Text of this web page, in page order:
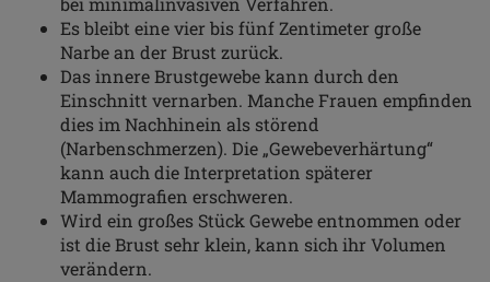
Es bleibt eine vier bis fünf Zentimeter große
Narbe an der Brust zurück.
Das innere Brustgewebe kann durch den
Einschnitt vernarben. Manche Frauen empfinden
dies im Nachhinein als störend
(Narbenschmerzen). Die „Gewebeverhärtung“
kann auch die Interpretation späterer
Mammografien erschweren.
Wird ein großes Stück Gewebe entnommen oder
ist die Brust sehr klein, kann sich ihr Volumen
verändern.